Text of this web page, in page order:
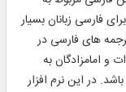
فارسى زبانان بسیار
هاى فارسى در
و امامزادگان به
در این نرم افزار